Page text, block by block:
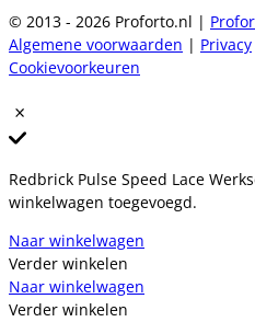
© 2013 - 2026 Proforto.nl |
Algemene voorwaarden | Privacy
Cookievoorkeuren
Redbrick Pulse Speed Lace
winkelwagen toegevoegd.
Naar winkelwagen
Verder winkelen
Naar winkelwagen
Verder winkelen